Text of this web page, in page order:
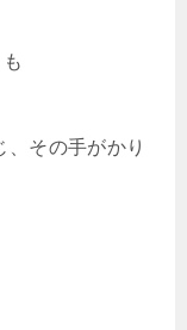
その手がかり